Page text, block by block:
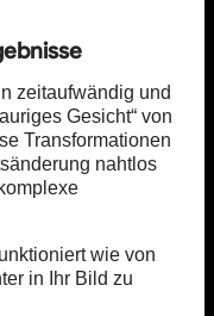
zeitaufwändig und
Gesicht“ von
Transformationen
nahtlos
wie von
in Ihr Bild zu